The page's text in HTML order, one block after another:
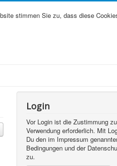
stimmen Sie zu, dass diese
Login
Vor Login ist die Zustimmung
Verwendung erforderlich. Mit
Du den im Impressum
Bedingungen und der
zu.